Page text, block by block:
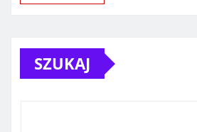
SZUKAJ